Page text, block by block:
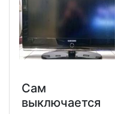
Сам
выключается